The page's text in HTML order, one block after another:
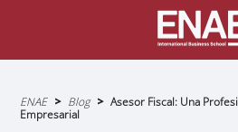
Sobrescribir
enlaces
de
ENAE Blog
Asesor Fiscal: Una
Empresarial